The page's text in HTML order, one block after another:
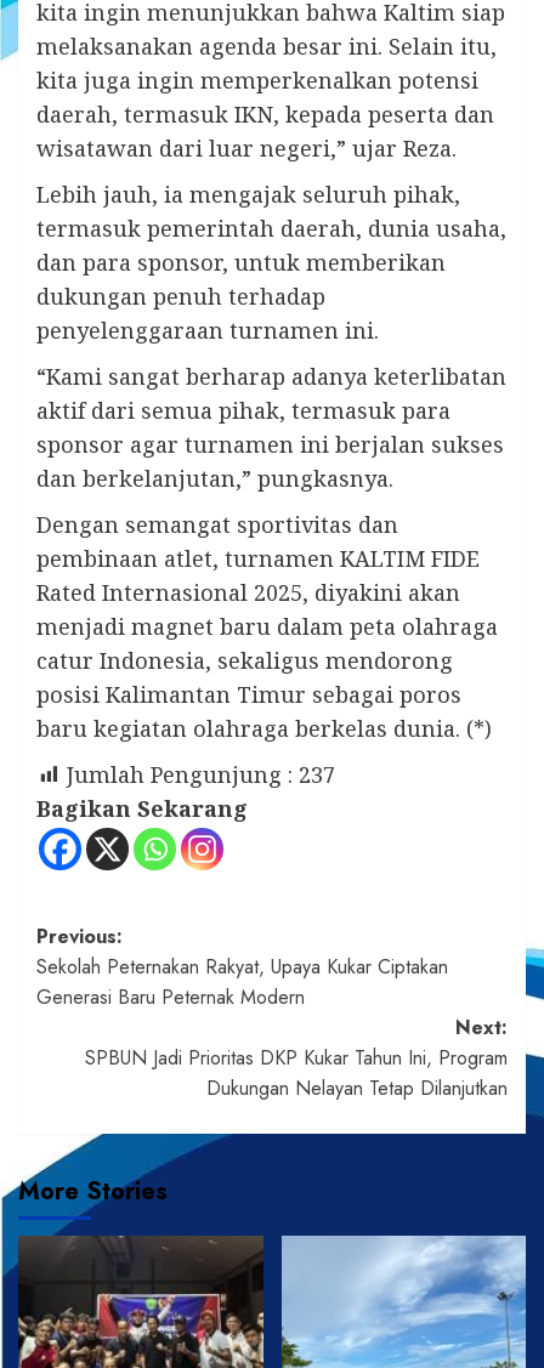
kita ingin menunjukkan bahwa Kaltim siap
melaksanakan agenda besar ini. Selain itu,
kita juga ingin memperkenalkan potensi
daerah, termasuk IKN, kepada peserta dan
wisatawan dari luar negeri,” ujar Reza.
Lebih jauh, ia mengajak seluruh pihak,
termasuk pemerintah daerah, dunia usaha,
dan para sponsor, untuk memberikan
dukungan penuh terhadap
penyelenggaraan turnamen ini.
“Kami sangat berharap adanya keterlibatan
aktif dari semua pihak, termasuk para
sponsor agar turnamen ini berjalan sukses
dan berkelanjutan,” pungkasnya.
Dengan semangat sportivitas dan
pembinaan atlet, turnamen KALTIM FIDE
Rated Internasional 2025, diyakini akan
menjadi magnet baru dalam peta olahraga
catur Indonesia, sekaligus mendorong
posisi Kalimantan Timur sebagai poros
baru kegiatan olahraga berkelas dunia. (*)
Jumlah Pengunjung : 237
Bagikan Sekarang
Post
navigation
Previous:
Sekolah Peternakan Rakyat, Upaya Kukar Ciptakan
Generasi Baru Peternak Modern
Next:
SPBUN Jadi Prioritas DKP Kukar Tahun Ini, Program
Dukungan Nelayan Tetap Dilanjutkan
More Stories